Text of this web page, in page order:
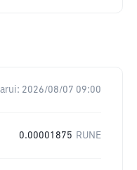
2026/08/07 09:00
0.00001875 RUNE